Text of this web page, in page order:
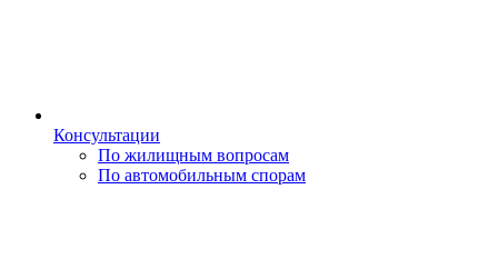
Консультации
По жилищным вопросам
По автомобильным спорам